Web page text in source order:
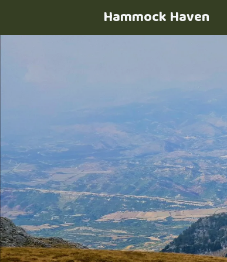
Hammock Haven